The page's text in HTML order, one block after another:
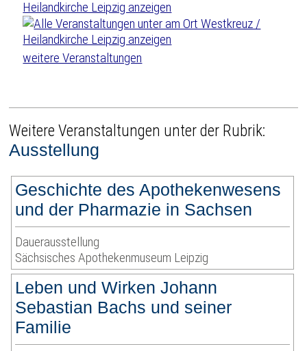
weitere Veranstaltungen
Weitere Veranstaltungen unter der Rubrik:
Ausstellung
Geschichte des Apothekenwesens
und der Pharmazie in Sachsen
Dauerausstellung
Sächsisches Apothekenmuseum Leipzig
Leben und Wirken Johann
Sebastian Bachs und seiner
Familie